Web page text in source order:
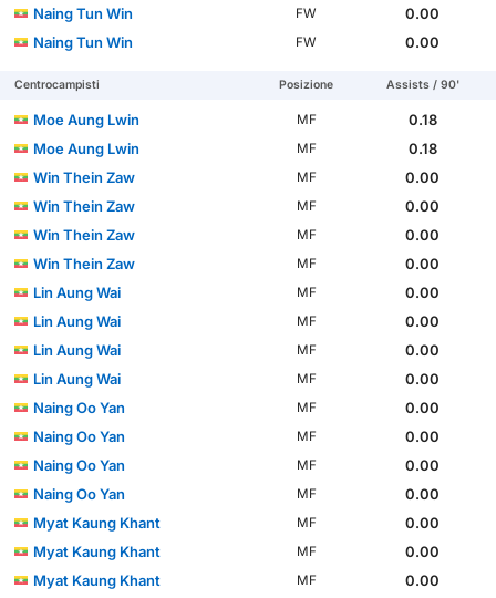
Naing Tun Win FW
0.00
Naing Tun Win
FW 0.00
Centrocampisti Posizione Assists / 90'
Moe Aung Lwin MF
0.18
Moe Aung Lwin
MF
0.18
Win Thein Zaw
MF
0.00
Win Thein Zaw
MF
0.00
Win Thein Zaw
MF
0.00
Win Thein Zaw
MF
0.00
Lin Aung Wai
MF
0.00
Lin Aung Wai
MF
0.00
Lin Aung Wai
MF
0.00
Lin Aung Wai
MF
0.00
Naing Oo Yan
MF
0.00
Naing Oo Yan
MF
0.00
Naing Oo Yan
MF
0.00
Naing Oo Yan
MF
0.00
Myat Kaung Khant
MF
0.00
Myat Kaung Khant
MF
0.00
Myat Kaung Khant
MF
0.00